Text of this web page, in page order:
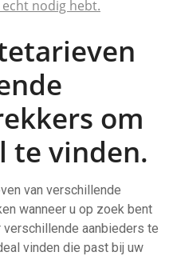
nodig hebt.
om
te vinden.
van verschillende
wanneer u op zoek bent
verschillende aanbieders te
vinden die past bij uw